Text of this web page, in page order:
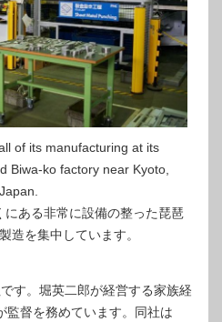
of its manufacturing at its
Biwa-ko factory near Kyoto,
Japan.
ある非常に設備の整った琵琶
造を集中しています。
す。堀英二郎が経営する家族経
監督を務めています。同社は